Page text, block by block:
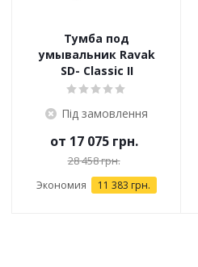
Тумба под
умывальник Ravak
SD- Classic II
Під замовлення
от 17 075 грн.
28 458 грн.
Экономия 11 383 грн.